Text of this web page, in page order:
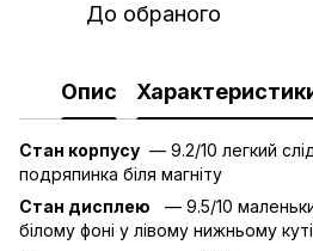
До обраного
Опис
Стан корпусу — 9.2/10 легкий
подряпинка біля магніту
Стан дисплею — 9.5/10
білому фоні у лівому нижньому куті